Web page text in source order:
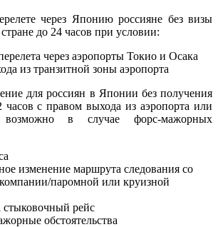
через Японию россияне без визы
до 24 часов при условии:
через аэропорты Токио и Осака
из транзитной зоны аэропорта
для россиян в Японии без получения
с правом выхода из аэропорта или
возможно в случае форс-мажорных
изменение маршрута следования со
паромной или круизной
стыковочный рейс
обстоятельства